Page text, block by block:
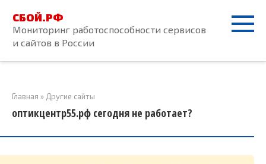
контенту
СБОЙ.РФ
Мониторинг работоспособности сервисов
и сайтов в России
Главная » Другие сайты
оптикцентр55.рф сегодня не работает?